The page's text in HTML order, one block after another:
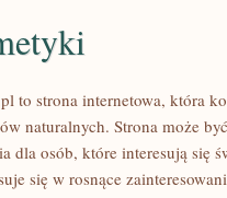
to strona internetowa, która
naturalnych. Strona może
dla osób, które interesują się
się w rosnące